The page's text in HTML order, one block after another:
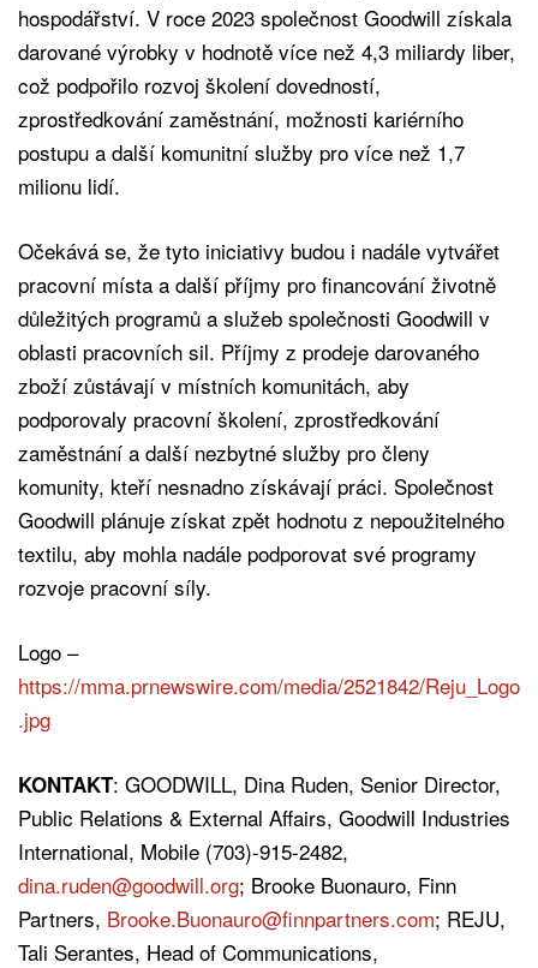
hospodářství. V roce 2023 společnost Goodwill získala
darované výrobky v hodnotě více než 4,3 miliardy liber,
což podpořilo rozvoj školení dovedností,
zprostředkování zaměstnání, možnosti kariérního
postupu a další komunitní služby pro více než 1,7
milionu lidí.
Očekává se, že tyto iniciativy budou i nadále vytvářet
pracovní místa a další příjmy pro financování životně
důležitých programů a služeb společnosti Goodwill v
oblasti pracovních sil. Příjmy z prodeje darovaného
zboží zůstávají v místních komunitách, aby
podporovaly pracovní školení, zprostředkování
zaměstnání a další nezbytné služby pro členy
komunity, kteří nesnadno získávají práci. Společnost
Goodwill plánuje získat zpět hodnotu z nepoužitelného
textilu, aby mohla nadále podporovat své programy
rozvoje pracovní síly.
Logo –
https://mma.prnewswire.com/media/2521842/Reju_Logo
.jpg
KONTAKT: GOODWILL, Dina Ruden, Senior Director,
Public Relations & External Affairs, Goodwill Industries
International, Mobile (703)-915-2482,
dina.ruden@goodwill.org; Brooke Buonauro, Finn
Partners, Brooke.Buonauro@finnpartners.com; REJU,
Tali Serantes, Head of Communications,